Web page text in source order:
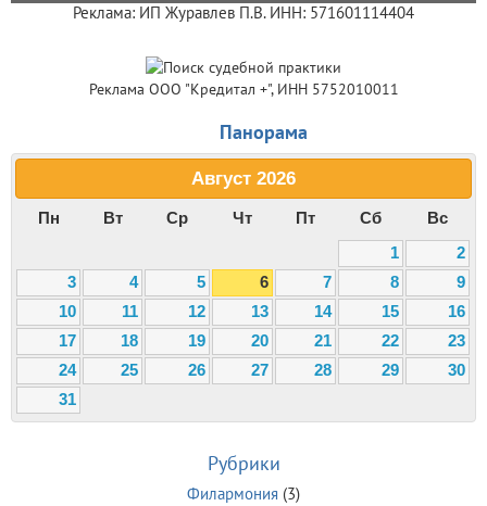
Реклама: ИП Журавлев П.В. ИНН: 571601114404
Реклама ООО "Кредитал +", ИНН 5752010011
Панорама
Август 2026
Пн Вт Ср Чт Пт Сб
Вс
1
2
3
4 5 6 7 8
9
10
11 12 13 14 15
16
17
18 19 20 21 22
23
24
25 26 27 28 29
30
31
Рубрики
Филармония (3)